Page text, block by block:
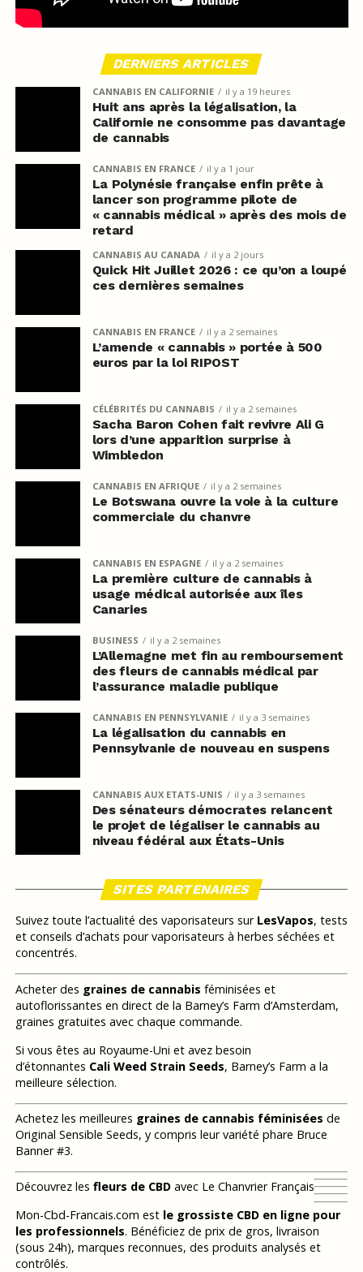
DERNIERS ARTICLES
CANNABIS EN CALIFORNIE il y a 19 heures
Huit ans après la légalisation, la
Californie ne consomme pas davantage
de cannabis
CANNABIS EN FRANCE il y a 1 jour
La Polynésie française enfin prête à
lancer son programme pilote de
« cannabis médical » après des mois de
retard
CANNABIS AU CANADA il y a 2 jours
Quick Hit Juillet 2026 : ce qu’on a loupé
ces dernières semaines
CANNABIS EN FRANCE il y a 2 semaines
L’amende « cannabis » portée à 500
euros par la loi RIPOST
CÉLÉBRITÉS DU CANNABIS il y a 2 semaines
Sacha Baron Cohen fait revivre Ali G
lors d’une apparition surprise à
Wimbledon
CANNABIS EN AFRIQUE il y a 2 semaines
Le Botswana ouvre la voie à la culture
commerciale du chanvre
CANNABIS EN ESPAGNE il y a 2 semaines
La première culture de cannabis à
usage médical autorisée aux îles
Canaries
BUSINESS il y a 2 semaines
L’Allemagne met fin au remboursement
des fleurs de cannabis médical par
l’assurance maladie publique
CANNABIS EN PENNSYLVANIE il y a 3 semaines
La légalisation du cannabis en
Pennsylvanie de nouveau en suspens
CANNABIS AUX ETATS-UNIS il y a 3 semaines
Des sénateurs démocrates relancent
le projet de légaliser le cannabis au
niveau fédéral aux États-Unis
SITES PARTENAIRES
Suivez toute l’actualité des vaporisateurs sur LesVapos, tests
et conseils d’achats pour vaporisateurs à herbes séchées et
concentrés.
Acheter des graines de cannabis féminisées et
autoflorissantes en direct de la Barney’s Farm d’Amsterdam,
graines gratuites avec chaque commande.
Si vous êtes au Royaume-Uni et avez besoin
d’étonnantes Cali Weed Strain Seeds, Barney’s Farm a la
meilleure sélection.
Achetez les meilleures graines de cannabis féminisées de
Original Sensible Seeds, y compris leur variété phare Bruce
Banner #3.
Découvrez les fleurs de CBDavec Le Chanvrier Français
Mon-Cbd-Francais.com est le grossiste CBD en ligne pour
les professionnels. Bénéficiez de prix de gros, livraison
(sous 24h), marques reconnues, des produits analysés et
contrôlés.